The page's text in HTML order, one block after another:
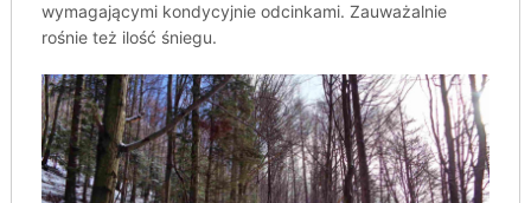
wymagającymi kondycyjnie odcinkami. Zauważalnie
rośnie też ilość śniegu.